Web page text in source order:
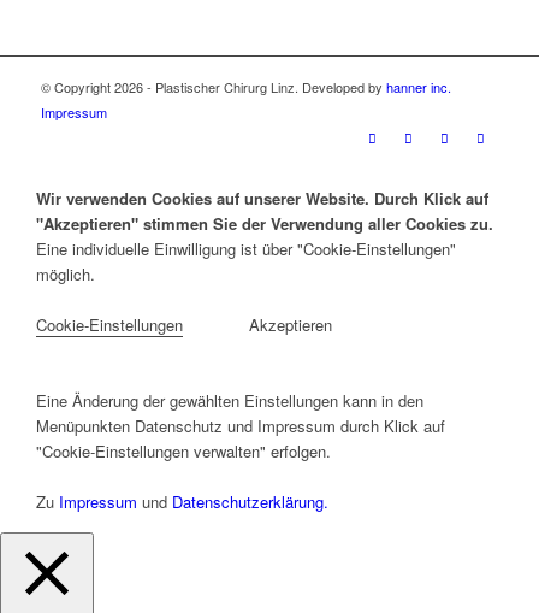
© Copyright 2026 - Plastischer Chirurg Linz. Developed by hanner inc.
Impressum
Wir verwenden Cookies auf unserer Website. Durch Klick auf
"Akzeptieren" stimmen Sie der Verwendung aller Cookies zu.
Eine individuelle Einwilligung ist über "Cookie-Einstellungen"
möglich.
Cookie-Einstellungen Akzeptieren
Eine Änderung der gewählten Einstellungen kann in den
Menüpunkten Datenschutz und Impressum durch Klick auf
"Cookie-Einstellungen verwalten" erfolgen.
Zu Impressum und Datenschutzerklärung.